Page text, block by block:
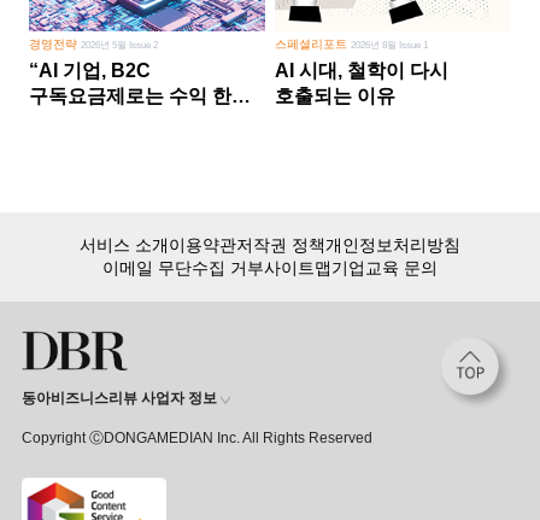
경영전략 2026년 5월 Issue 2
“AI 기업, B2C
구독요금제로는 수익 한계
스페셜리포트 2026년 8월 Issue 1
AI 시대, 철학이 다시
호출되는 이유
15,000여 건의 DBR 콘텐츠를
서비스 소개이용약관저작권 정책개인정보처리방침
이메일 무단수집 거부사이트맵기업교육 문의
동아비즈니스리뷰 사업자 정보
Copyright ⒸDONGAMEDIAN Inc. All Rights Reserved